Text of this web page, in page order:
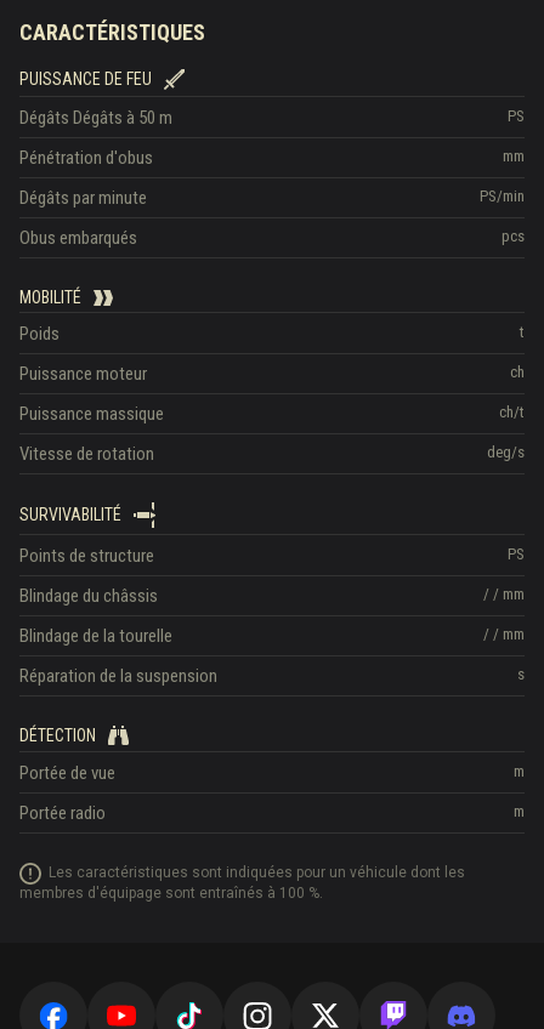
CARACTÉRISTIQUES
PUISSANCE DE FEU
PS
Dégâts Dégâts à 50 m
mm
Pénétration d'obus
PS/min
Dégâts par minute
pcs
Obus embarqués
MOBILITÉ
t
Poids
ch
Puissance moteur
ch/t
Puissance massique
deg/s
Vitesse de rotation
SURVIVABILITÉ
PS
Points de structure
/ / mm
Blindage du châssis
/ / mm
Blindage de la tourelle
s
Réparation de la suspension
DÉTECTION
m
Portée de vue
m
Portée radio
Les caractéristiques sont indiquées pour un véhicule dont les
membres d'équipage sont entraînés à 100 %.